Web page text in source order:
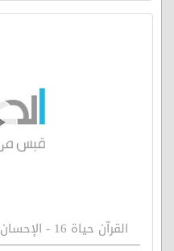
القرآن حياة 16 - الإحسان